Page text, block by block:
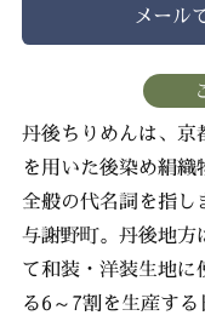
メール
丹後ちりめんは、京
を用いた後染め絹
全般の代名詞を指
与謝野町。丹後地
て和装・洋装生地
る6～7割を生産する